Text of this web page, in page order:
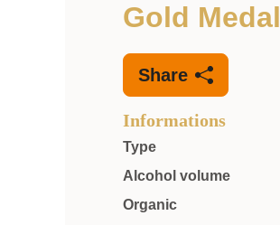
Gold Medal
Share
Informations
Type
Alcohol volume
Organic